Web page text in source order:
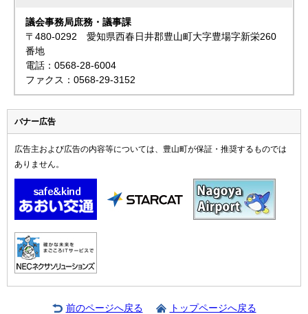
議会事務局庶務・議事課
〒480-0292 愛知県西春日井郡豊山町大字豊場字新栄260
番地
電話：0568-28-6004
ファクス：0568-29-3152
バナー広告
広告主および広告の内容等については、豊山町が保証・推奨するものでは
ありません。
前のページへ戻る トップページへ戻る